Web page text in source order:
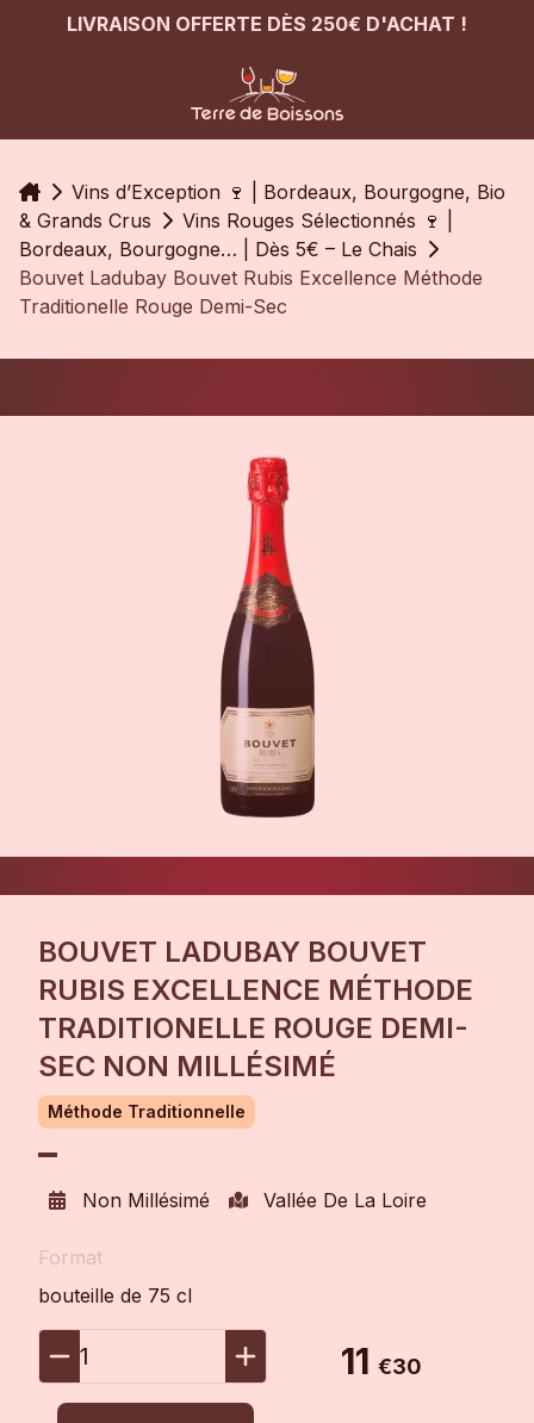
LIVRAISON OFFERTE DÈS 250€ D'ACHAT !
AccueilVins d’Exception 🍷 | Bordeaux, Bourgogne, Bio
& Grands Crus
Vins Rouges Sélectionnés 🍷 |
Bordeaux, Bourgogne… | Dès 5€ – Le Chais
Bouvet Ladubay Bouvet Rubis Excellence Méthode
Traditionelle Rouge Demi-Sec
BOUVET LADUBAY BOUVET
RUBIS EXCELLENCE MÉTHODE
TRADITIONELLE ROUGE DEMI-
SEC NON MILLÉSIMÉ
Méthode Traditionnelle
Non Millésimé Vallée De La Loire
Format
bouteille de 75 cl
1 11 €30